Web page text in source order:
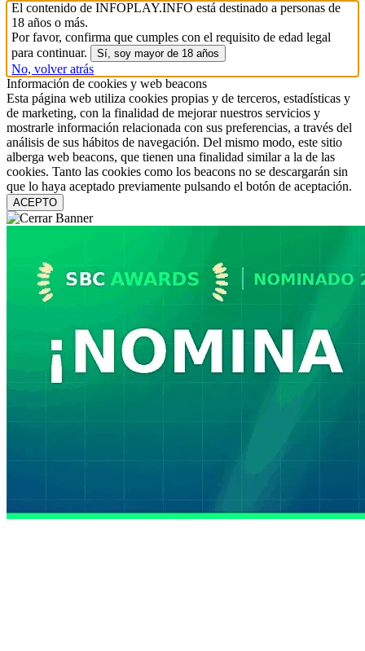
El contenido de INFOPLAY.INFO está destinado a personas de
18 años o más.
Por favor, confirma que cumples con el requisito de edad legal
para continuar.
Sí, soy mayor de 18 años
No, volver atrás
Información de cookies y web beacons
Esta página web utiliza cookies propias y de terceros, estadísticas y
de marketing, con la finalidad de mejorar nuestros servicios y
mostrarle información relacionada con sus preferencias, a través del
análisis de sus hábitos de navegación. Del mismo modo, este sitio
alberga web beacons, que tienen una finalidad similar a la de las
cookies. Tanto las cookies como los beacons no se descargarán sin
que lo haya aceptado previamente pulsando el botón de aceptación.
ACEPTO